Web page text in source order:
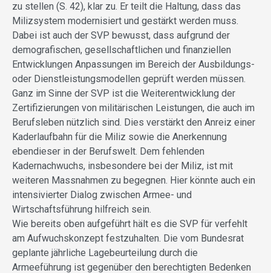
zu stellen (S. 42), klar zu. Er teilt die Haltung, dass das
Milizsystem modernisiert und gestärkt werden muss.
Dabei ist auch der SVP bewusst, dass aufgrund der
demografischen, gesellschaftlichen und finanziellen
Entwicklungen Anpassungen im Bereich der Ausbildungs-
oder Dienstleistungsmodellen geprüft werden müssen.
Ganz im Sinne der SVP ist die Weiterentwicklung der
Zertifizierungen von militärischen Leistungen, die auch im
Berufsleben nützlich sind. Dies verstärkt den Anreiz einer
Kaderlaufbahn für die Miliz sowie die Anerkennung
ebendieser in der Berufswelt. Dem fehlenden
Kadernachwuchs, insbesondere bei der Miliz, ist mit
weiteren Massnahmen zu begegnen. Hier könnte auch ein
intensivierter Dialog zwischen Armee- und
Wirtschaftsführung hilfreich sein.
Wie bereits oben aufgeführt hält es die SVP für verfehlt
am Aufwuchskonzept festzuhalten. Die vom Bundesrat
geplante jährliche Lagebeurteilung durch die
Armeeführung ist gegenüber den berechtigten Bedenken